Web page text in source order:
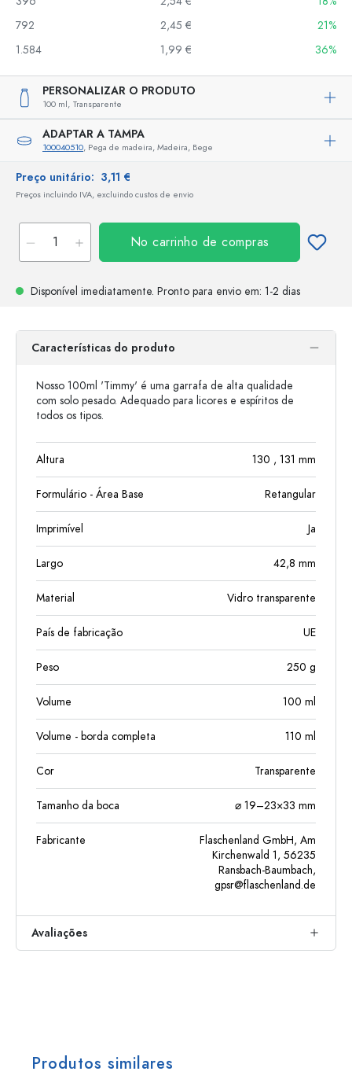
792
2,45 €
21%
1.584
1,99 € 36%
PERSONALIZAR O PRODUTO
100 ml, Transparente
ADAPTAR A TAMPA
100040510, Pega de madeira, Madeira, Bege
Preço unitário: 3,11 €
Preços incluindo IVA, excluindo custos de envio
No carrinho de compras
Disponível imediatamente. Pronto para envio em: 1-2 dias
Características do produto
Nosso 100ml 'Timmy' é uma garrafa de alta qualidade
com solo pesado. Adequado para licores e espíritos de
todos os tipos.
Altura 130 , 131 mm
Formulário - Área Base Retangular
Imprimível Ja
Largo 42,8 mm
Material Vidro transparente
País de fabricação UE
Peso 250 g
Volume 100 ml
Volume - borda completa 110 ml
Cor Transparente
Tamanho da boca ⌀ 19–23×33 mm
Fabricante
Flaschenland GmbH, Am
Kirchenwald 1, 56235
Ransbach-Baumbach,
gpsr@flaschenland.de
Avaliações
Produtos similares